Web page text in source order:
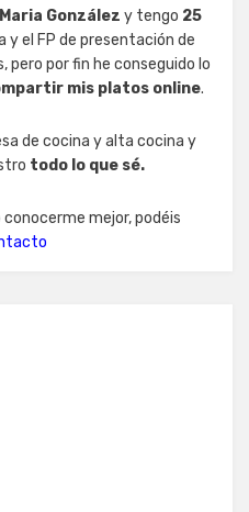
Maria González y tengo 25
y el FP de presentación de
pero por fin he conseguido lo
mis platos online.
de cocina y alta cocina y
todo lo que sé.
mejor, podéis